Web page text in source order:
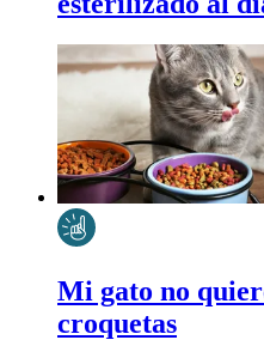
Mi gato no
croquetas